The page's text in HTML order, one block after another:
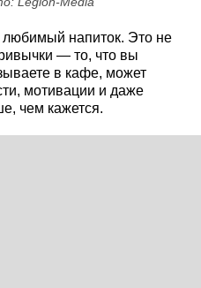
любимый напиток. Это не
— то, что вы
в кафе, может
мотивации и даже
чем кажется.